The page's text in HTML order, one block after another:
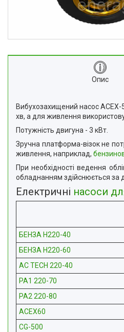
Опис
Вибухозахищений насос ACEX-
хв, а для живлення
Потужність двигуна - 3 кВт.
Зручна платформа-візок не
живлення, наприклад,
При необхідності ведення
обладнанням здійснюється за
Електричні насоси
БЕНЗА Н220-40
БЕНЗА Н220-60
AC TECH 220-40
PA1 220-70
PA2 220-80
ACEX60
CG-500